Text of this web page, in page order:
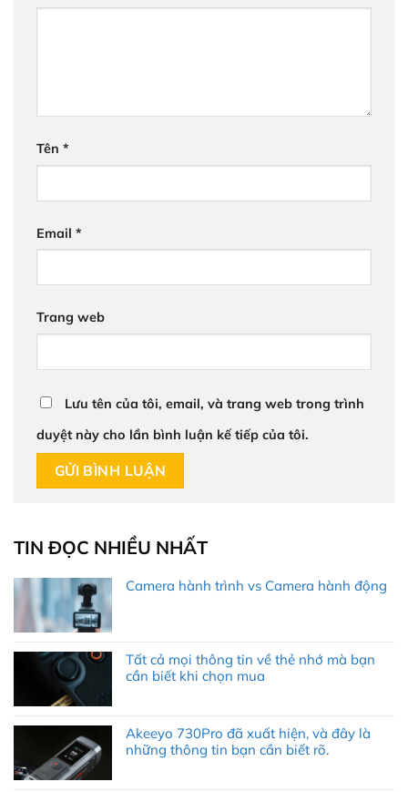
Tên *
Email *
Trang web
Lưu tên của tôi, email, và trang web trong trình
duyệt này cho lần bình luận kế tiếp của tôi.
TIN ĐỌC NHIỀU NHẤT
Camera hành trình vs Camera hành động
Tất cả mọi thông tin về thẻ nhớ mà bạn
cần biết khi chọn mua
Akeeyo 730Pro đã xuất hiện, và đây là
những thông tin bạn cần biết rõ.